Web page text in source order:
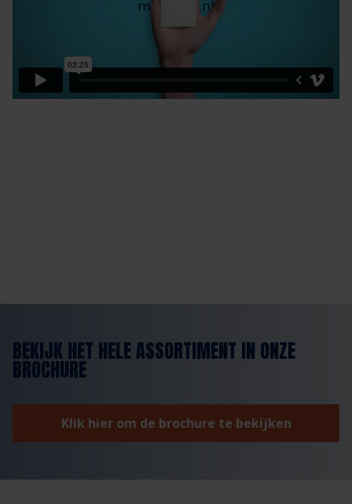
BEKIJK HET HELE ASSORTIMENT IN ONZE
BROCHURE
Klik hier om de brochure te bekijken